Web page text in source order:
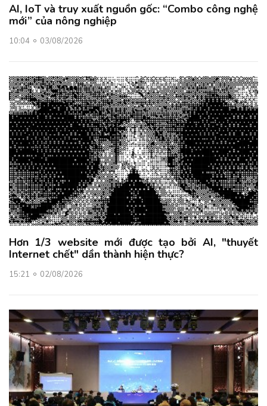
AI, IoT và truy xuất nguồn gốc: “Combo công nghệ
mới” của nông nghiệp
10:04 03/08/2026
Hơn 1/3 website mới được tạo bởi AI, "thuyết
Internet chết" dần thành hiện thực?
15:21 02/08/2026